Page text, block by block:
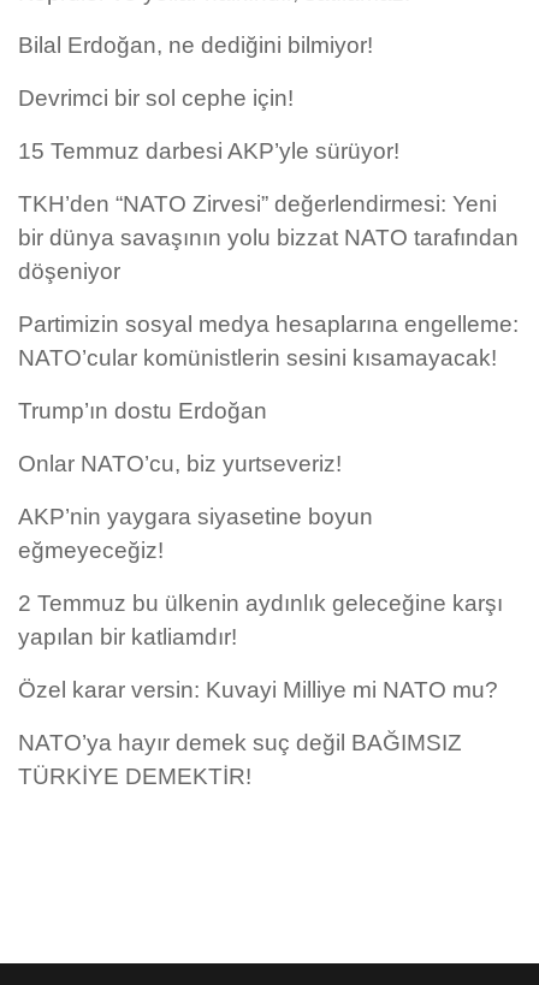
Bilal Erdoğan, ne dediğini bilmiyor!
Devrimci bir sol cephe için!
15 Temmuz darbesi AKP’yle sürüyor!
TKH’den “NATO Zirvesi” değerlendirmesi: Yeni
bir dünya savaşının yolu bizzat NATO tarafından
döşeniyor
Partimizin sosyal medya hesaplarına engelleme:
NATO’cular komünistlerin sesini kısamayacak!
Trump’ın dostu Erdoğan
Onlar NATO’cu, biz yurtseveriz!
AKP’nin yaygara siyasetine boyun
eğmeyeceğiz!
2 Temmuz bu ülkenin aydınlık geleceğine karşı
yapılan bir katliamdır!
Özel karar versin: Kuvayi Milliye mi NATO mu?
NATO’ya hayır demek suç değil BAĞIMSIZ
TÜRKİYE DEMEKTİR!